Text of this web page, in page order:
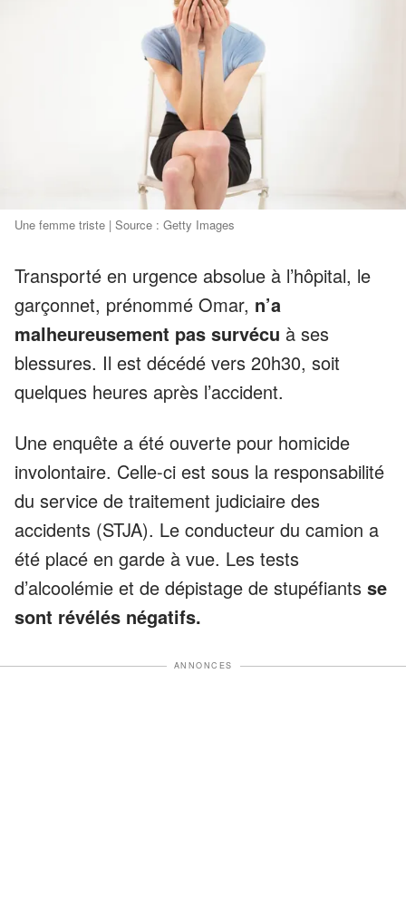
Une femme triste | Source : Getty Images
Transporté en urgence absolue à l’hôpital, le
garçonnet, prénommé Omar, n’a
malheureusement pas survécu à ses
blessures. Il est décédé vers 20h30, soit
quelques heures après l’accident.
Une enquête a été ouverte pour homicide
involontaire. Celle-ci est sous la responsabilité
du service de traitement judiciaire des
accidents (STJA). Le conducteur du camion a
été placé en garde à vue. Les tests
d’alcoolémie et de dépistage de stupéfiants se
sont révélés négatifs.
ANNONCES